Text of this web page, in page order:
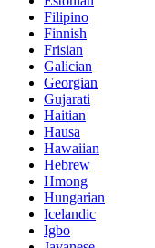
Filipino
Finnish
Frisian
Galician
Georgian
Gujarati
Haitian
Hausa
Hawaiian
Hebrew
Hmong
Hungarian
Icelandic
Igbo